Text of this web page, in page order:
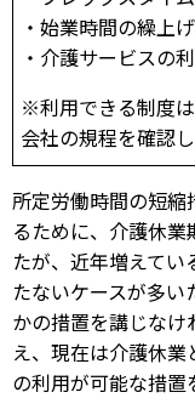
・始業時間の繰上
・介護サービスの
※利用できる制度
会社の規程を確認
所定労働時間の短
るために、介護休
たが、近年増えて
たないケースが多
かの措置を講じな
え、現在は介護休
の利用が可能な措置